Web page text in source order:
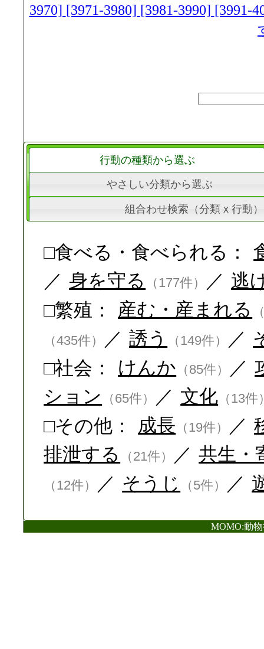
3970] [3971-3980] [3981-3990] [3991-
行動の種類から選ぶ
やさしい分類から選ぶ
組合わせ検索（分類 x 行動）
□食べる・食べられる：
／ 身を守る （177件） ／ 逃
□繁殖：
産む・産まれる
（435件）
／ 誘う （149件） ／
□社会：
けんか （85件） ／
ション
（65件） ／ 文化 （13件
□その他： 成長 （19件） ／
排泄する
（21件） ／ 共生・
（12件） ／ そうじ （5件） ／
MOMO:動